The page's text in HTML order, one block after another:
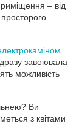
Ви
з квітами
завоювала
можливість
– від